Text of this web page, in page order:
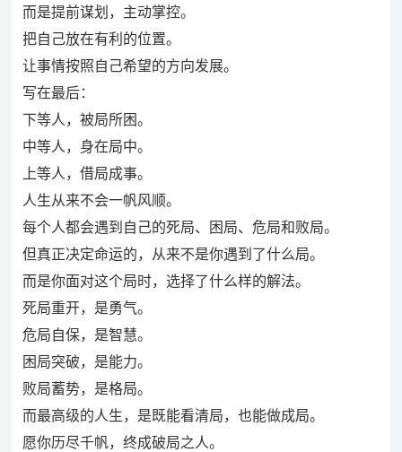
而是提前谋划，主动掌控。
把自己放在有利的位置。
让事情按照自己希望的方向发展。
写在最后：
下等人，被局所困。
中等人，身在局中。
上等人，借局成事。
人生从来不会一帆风顺。
每个人都会遇到自己的死局、困局、危局和败局。
但真正决定命运的，从来不是你遇到了什么局。
而是你面对这个局时，选择了什么样的解法。
死局重开，是勇气。
危局自保，是智慧。
困局突破，是能力。
败局蓄势，是格局。
而最高级的人生，是既能看清局，也能做成局。
愿你历尽千帆，终成破局之人。